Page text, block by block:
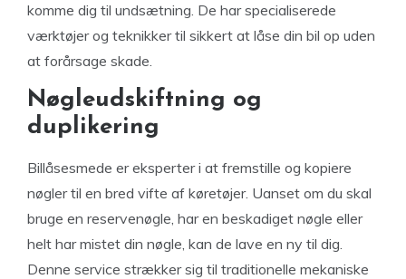
komme dig til undsætning. De har specialiserede
værktøjer og teknikker til sikkert at låse din bil op uden
at forårsage skade.
Nøgleudskiftning og
duplikering
Billåsesmede er eksperter i at fremstille og kopiere
nøgler til en bred vifte af køretøjer. Uanset om du skal
bruge en reservenøgle, har en beskadiget nøgle eller
helt har mistet din nøgle, kan de lave en ny til dig.
Denne service strækker sig til traditionelle mekaniske